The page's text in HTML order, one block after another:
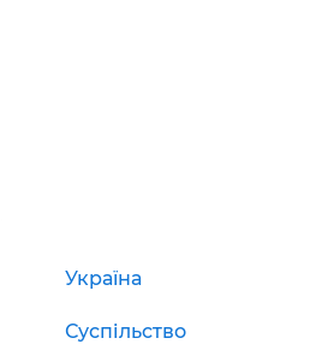
Україна
Суспільство